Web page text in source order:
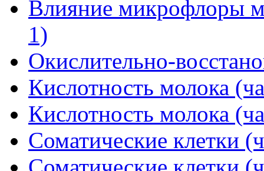
Влияние микрофлоры
1)
Окислительно-
Кислотность молока
Кислотность молока
Соматические клетки